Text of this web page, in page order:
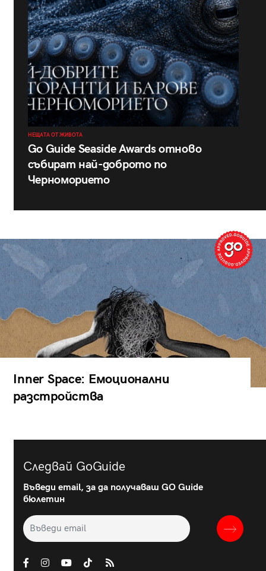
НЕЩАТА ОТ ЖИВОТА
Go Guide Seaside Awards отново
събират най-доброто по
Черноморието
Inner Space: Емоционални
разстройства
Следвай GoGuide
Въведи email, за да получаваш GO Guide
бюлетин